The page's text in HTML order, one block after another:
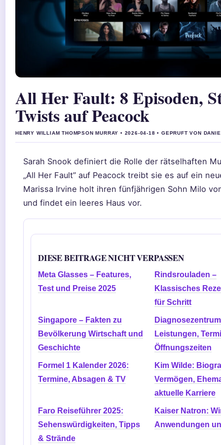
All Her Fault: 8 Episoden,
Twists auf Peacock
HENRY WILLIAM THOMPSON MURRAY • 2026-04-18 • GEPRUFT VON
Sarah Snook definiert die Rolle der rätselhaften
„All Her Fault” auf Peacock treibt sie es auf ein
Marissa Irvine holt ihren fünfjährigen Sohn Milo
und findet ein leeres Haus vor.
DIESE BEITRAGE NICHT VERPASSEN
Meta Glasses – Features,
Test und Preise 2025
Rindsrouladen –
Klassisches
für Schritt
Singapore – Fakten zu
Bevölkerung Wirtschaft und
Geschichte
Leistungen,
Öffnungszeiten
Formel 1 Kalender 2026:
Termine, Absagen & TV
Kim Wilde:
Vermögen,
aktuelle Karriere
Faro Reiseführer 2025:
Sehenswürdigkeiten, Tipps
& Strände
Kaiser Natron:
Anwendungen